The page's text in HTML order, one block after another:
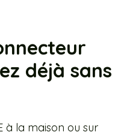
déjà sans
à la maison ou sur